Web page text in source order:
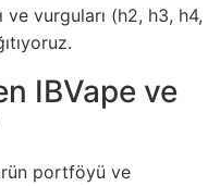
ve vurguları (h2, h3, h4,
IBVape ve
portföyü ve